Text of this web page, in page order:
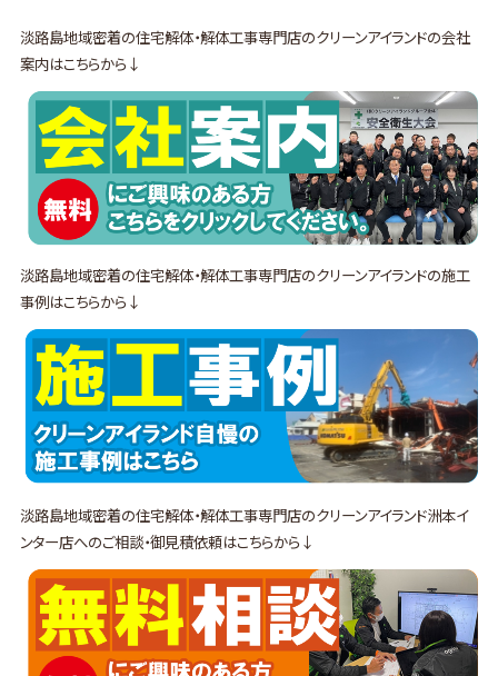
淡路島地域密着の住宅解体・解体工事専門店のクリーンアイランドの会社
案内はこちらから↓
淡路島地域密着の住宅解体・解体工事専門店のクリーンアイランドの施工
事例はこちらから↓
淡路島地域密着の住宅解体・解体工事専門店のクリーンアイランド洲本イ
ンター店へのご相談・御見積依頼はこちらから↓